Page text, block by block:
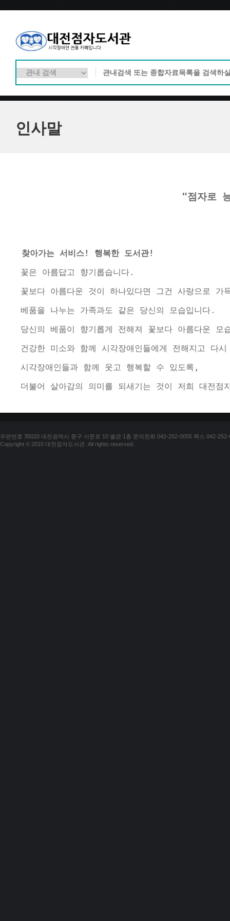
인사말
"점자로
찾아가는 서비스! 행복한 도서관!
꽃은 아름답고 향기롭습니다.
꽃보다 아름다운 것이 하나있다면 그건 사랑으로 가
베품을 나누는 가족과도 같은 당신의 모습입니다.
당신의 베품이 향기롭게 전해져 꽃보다 아름다운
건강한 미소와 함께 시각장애인들에게 전해지고 다
시각장애인들과 함께 웃고 행복할 수 있도록,
더불어 살아감의 의미를 되새기는 것이 저희 대전점
우편번호 35020 대전광역시 중구 서문로 10 별관 1층 문의전화 042-252-0055 팩스 042-252-
Copyright © 2015 대전점자도서관. All rights reserved.